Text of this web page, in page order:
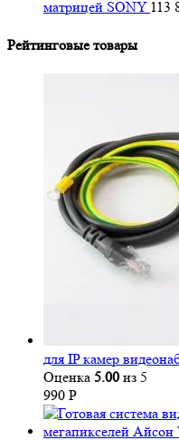
матрицей SONY 113
Рейтинговые товары
для IP камер
Оценка 5.00 из 5
990 Р